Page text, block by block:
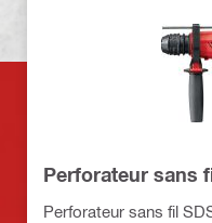
Perforateur sans
Perforateur sans fil